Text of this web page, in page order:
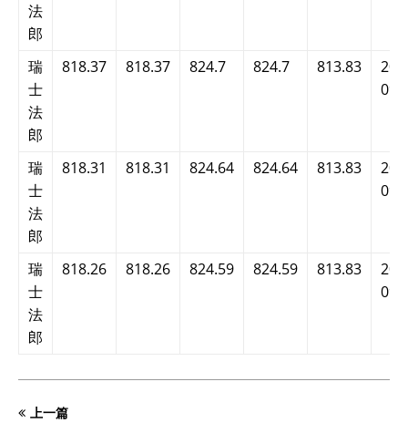
法
郎
瑞
士
法
郎
818.37 818.37 824.7 824.7 813.83
瑞
士
法
郎
818.31 818.31 824.64 824.64 813.83
瑞
士
法
郎
818.26 818.26 824.59 824.59 813.83
上一篇